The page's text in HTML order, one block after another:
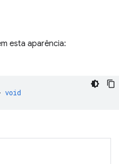
esta aparência:
void